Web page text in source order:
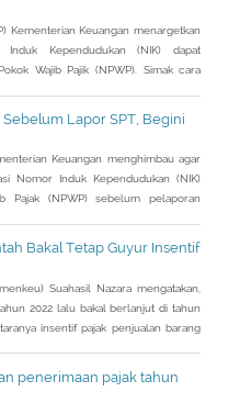
Kementerian Keuangan menargetkan
Kependudukan (NIK) dapat
Wajib Pajik (NPWP). Simak cara
Melalui integrasi, nantinya
Sebelum Lapor SPT, Begini
Keuangan menghimbau agar
Nomor Induk Kependudukan (NIK)
Pajak (NPWP) sebelum pelaporan
yang menjadi aturan turunan Peraturan
Bakal Tetap Guyur Insentif
Suahasil Nazara mengatakan,
2022 lalu bakal berlanjut di tahun
insentif pajak penjualan barang
penerimaan pajak tahun